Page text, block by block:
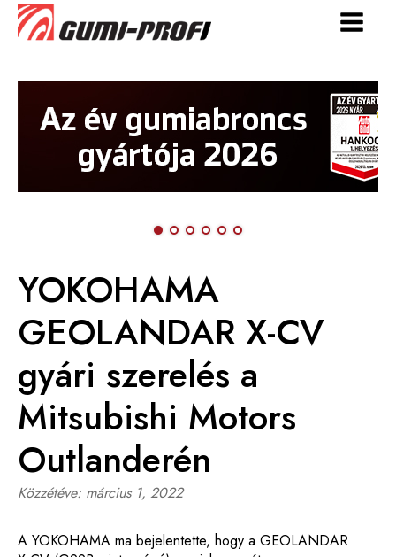
YOKOHAMA
GEOLANDAR X-CV
gyári szerelés a
Mitsubishi Motors
Outlanderén
Közzétéve: március 1, 2022
A YOKOHAMA ma bejelentette, hogy a GEOLANDAR